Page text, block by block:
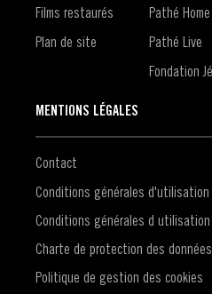
Films restaurés
Plan de site
Pathé Home
Pathé Live
Fondation
MENTIONS LÉGALES
Contact
Conditions générales
Conditions générales d utilisation
Charte de protection des
Politique de gestion des cookies